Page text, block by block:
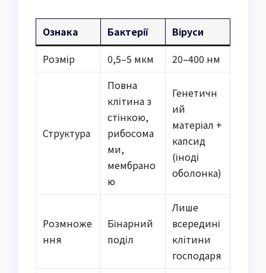
Ознака Бактерії
Віруси
Розмір
0,5–5 мкм 20–400 нм
Структура
Повна
клітина з
стінкою,
рибосома
ми,
мембрано
ю
Генетичн
ий
матеріал +
капсид
(іноді
оболонка)
Розмноже
ння
Бінарний
поділ
Лише
всередині
клітини
господаря